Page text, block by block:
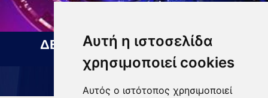
Αυτή η ιστοσελίδα
χρησιμοποιεί cookies
Αυτός ο ιστότοπος χρησιμοποιεί
ΔΕΛΤΙΟ ΕΙΔΗΣΕΩΝ 07 08 2026